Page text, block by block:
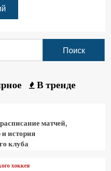
В тренде
матчей,
история
клуба
хоккея